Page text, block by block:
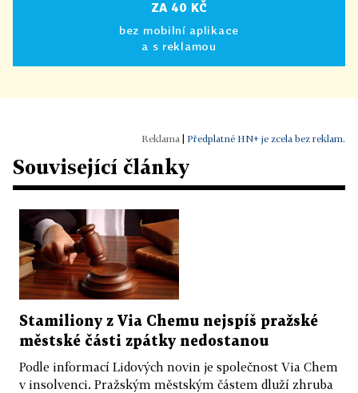
ZA 40 KČ
bez mobilní aplikace
a s reklamou
Předplatné HN+ je zcela bez reklam.
Související články
Stamiliony z Via Chemu nejspíš pražské
městské části zpátky nedostanou
Podle informací Lidových novin je společnost Via Chem
v insolvenci. Pražským městským částem dluží zhruba